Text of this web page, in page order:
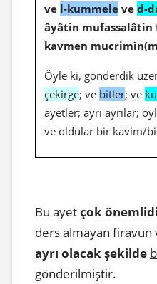
ve l-kummele ve d-
âyâtin mufassalâtin
kavmen
Öyle ki, gönderdik
çekirge; ve bitler; ve
ayetler; ayrı ayrılar;
ve oldular bir kavim/
Bu ayetçok
ders almayan firavun
ayrı olacak şekilde
gönderilmiştir.